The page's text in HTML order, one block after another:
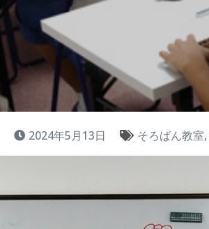
2024年5月13日 そろばん教室,